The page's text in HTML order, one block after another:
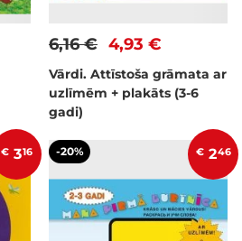
4,93 €
6,16 €
Vārdi. Attīstoša grāmata ar
uzlīmēm + plakāts (3-6
gadi)
€ 316 -20% € 246